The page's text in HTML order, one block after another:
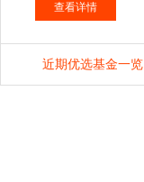
查看详情
近期优选基金一览